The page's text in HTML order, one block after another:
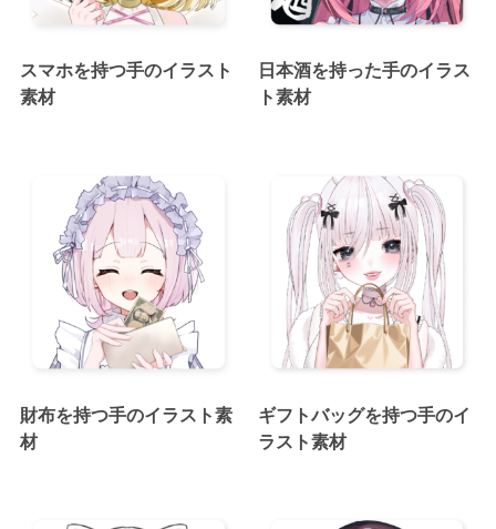
スマホを持つ手のイラスト
素材
日本酒を持った手のイラス
ト素材
財布を持つ手のイラスト素
材
ギフトバッグを持つ手のイ
ラスト素材